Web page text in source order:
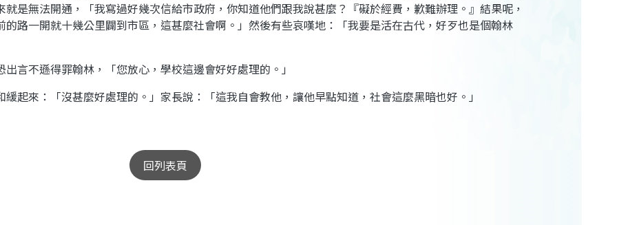
是無法開通，「我寫過好幾次信給市政府，你知道他們跟我說甚麼？『礙於經費，歉難辦理。』結果呢，
路一開就十幾公里闢到市區，這甚麼社會啊。」然後有些哀嘆地：「我要是活在古代，好歹也是個翰林
不遜得罪翰林，「您放心，學校這邊會好好處理的。」
來：「沒甚麼好處理的。」家長說：「這我自會教他，讓他早點知道，社會這麼黑暗也好。」
回列表頁